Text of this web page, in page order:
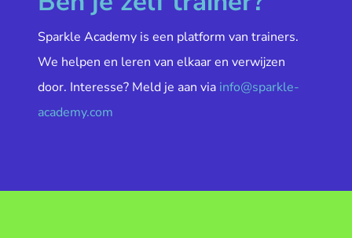
Sparkle Academy is een platform van trainers.
We helpen en leren van elkaar en verwijzen
door. Interesse? Meld je aan via info@sparkle-
academy.com